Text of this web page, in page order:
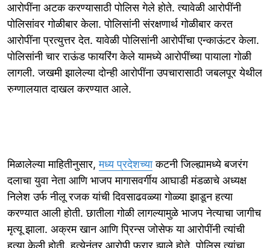
आरोपींना अटक करण्यासाठी पोलिस गेले होते. त्यावेळी आरोपींनी
पोलिसांवर गोळीबार केला. पोलिसांनी संरक्षणार्थ गोळीबार करत
आरोपींना प्रत्युत्तर देत. यावेळी पोलिसांनी आरोपींचा एन्काऊंटर केला.
पोलिसांनी चार राऊंड फायरिंग केले यामध्ये आरोपींच्या पायाला गोळी
लागली. जखमी झालेल्या दोन्ही आरोपींना उपचारासाठी जबलपूर येथील
रुग्णालयात दाखल करण्यात आले.
मिळालेल्या माहितीनुसार,मध्य प्रदेशच्याकटनी जिल्ह्यामध्ये बजरंग
दलाचा युवा नेता आणि भाजप मागासवर्गीय आघाडी मंडळाचे अध्यक्ष
निलेश उर्फ नीलू रजक यांची दिवसाढवळ्या गोळ्या झाडून हत्या
करण्यात आली होती. छातीला गोळी लागल्यामुळे भाजप नेत्याचा जागीच
मृत्यू झाला. अक्रम खान आणि प्रिन्स जोसेफ या आरोपींनी त्यांची
हत्या केली होती. हत्येनंतर आरोपी फरार झाले होते. पोलिस त्यांचा